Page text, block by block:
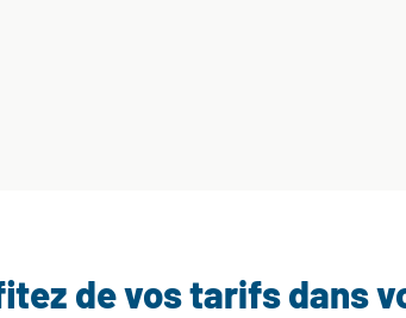
de vos tarifs dans